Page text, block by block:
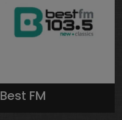
Best FM